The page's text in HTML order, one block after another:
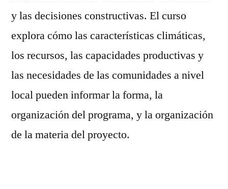
y las decisiones constructivas. El curso
explora cómo las características climáticas,
los recursos, las capacidades productivas y
las necesidades de las comunidades a nivel
local pueden informar la forma, la
organización del programa, y la organización
de la materia del proyecto.